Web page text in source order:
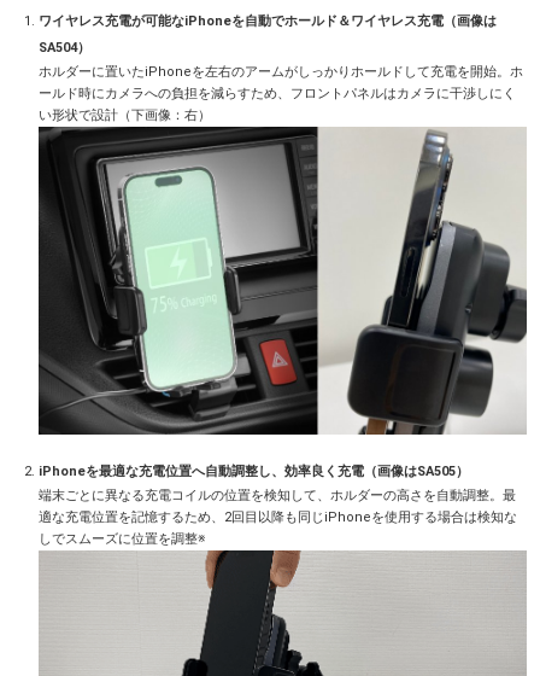
ワイヤレス充電が可能なiPhoneを自動でホールド＆ワイヤレス充電（画像は
SA504）
ホルダーに置いたiPhoneを左右のアームがしっかりホールドして充電を開始。ホ
ールド時にカメラへの負担を減らすため、フロントパネルはカメラに干渉しにく
い形状で設計（下画像：右）
iPhoneを最適な充電位置へ自動調整し、効率良く充電（画像はSA505）
端末ごとに異なる充電コイルの位置を検知して、ホルダーの高さを自動調整。最
適な充電位置を記憶するため、2回目以降も同じiPhoneを使用する場合は検知な
しでスムーズに位置を調整※